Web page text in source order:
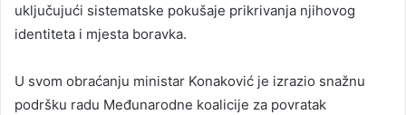
uključujući sistematske pokušaje prikrivanja njihovog
identiteta i mjesta boravka.
U svom obraćanju ministar Konaković je izrazio snažnu
podršku radu Međunarodne koalicije za povratak